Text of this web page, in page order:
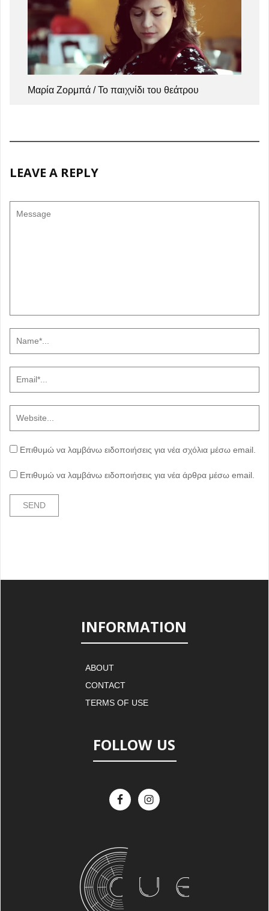
Μαρία Ζορμπά / Το παιχνίδι του θεάτρου
LEAVE A REPLY
Επιθυμώ να λαμβάνω ειδοποιήσεις για νέα σχόλια μέσω email.
Επιθυμώ να λαμβάνω ειδοποιήσεις για νέα άρθρα μέσω email.
INFORMATION
ABOUT
CONTACT
TERMS OF USE
FOLLOW US